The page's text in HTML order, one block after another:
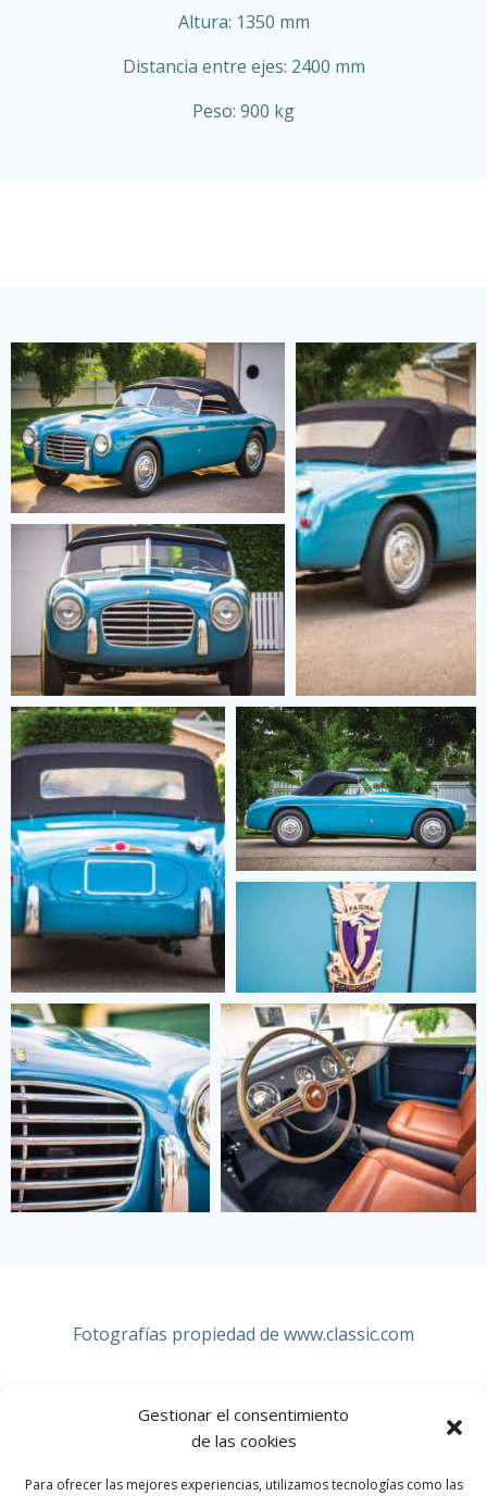
Gestionar el consentimiento
de las cookies
Para ofrecer las mejores experiencias, utilizamos tecnologías como las
Altura: 1350 mm
Distancia entre ejes: 2400 mm
Peso: 900 kg
Fotografías propiedad de www.classic.com
SIATA